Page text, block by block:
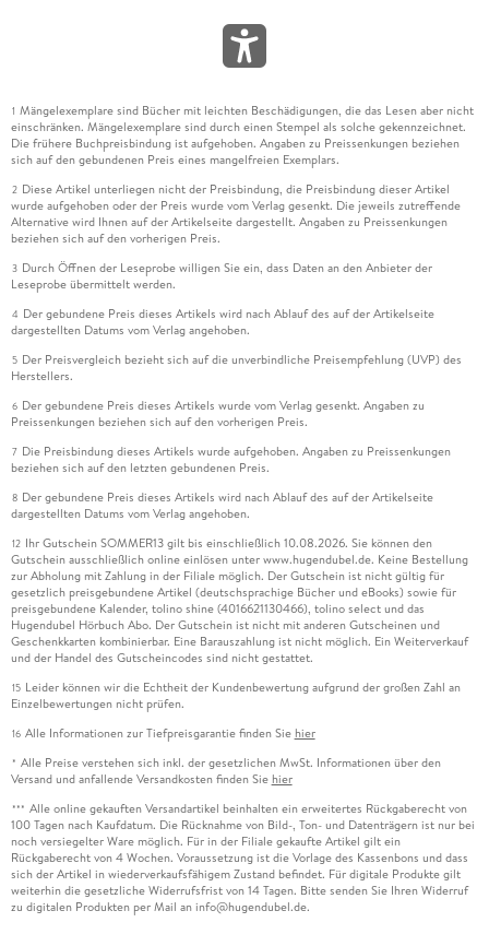
1 Mängelexemplare sind Bücher mit leichten Beschädigungen, die das Lesen aber nicht
einschränken. Mängelexemplare sind durch einen Stempel als solche gekennzeichnet.
Die frühere Buchpreisbindung ist aufgehoben. Angaben zu Preissenkungen beziehen
sich auf den gebundenen Preis eines mangelfreien Exemplars.
2 Diese Artikel unterliegen nicht der Preisbindung, die Preisbindung dieser Artikel
wurde aufgehoben oder der Preis wurde vom Verlag gesenkt. Die jeweils zutreffende
Alternative wird Ihnen auf der Artikelseite dargestellt. Angaben zu Preissenkungen
beziehen sich auf den vorherigen Preis.
3 Durch Öffnen der Leseprobe willigen Sie ein, dass Daten an den Anbieter der
Leseprobe übermittelt werden.
4 Der gebundene Preis dieses Artikels wird nach Ablauf des auf der Artikelseite
dargestellten Datums vom Verlag angehoben.
5 Der Preisvergleich bezieht sich auf die unverbindliche Preisempfehlung (UVP) des
Herstellers.
6 Der gebundene Preis dieses Artikels wurde vom Verlag gesenkt. Angaben zu
Preissenkungen beziehen sich auf den vorherigen Preis.
7 Die Preisbindung dieses Artikels wurde aufgehoben. Angaben zu Preissenkungen
beziehen sich auf den letzten gebundenen Preis.
8 Der gebundene Preis dieses Artikels wird nach Ablauf des auf der Artikelseite
dargestellten Datums vom Verlag angehoben.
12 Ihr Gutschein SOMMER13 gilt bis einschließlich 10.08.2026. Sie können den
Gutschein ausschließlich online einlösen unter www.hugendubel.de. Keine Bestellung
zur Abholung mit Zahlung in der Filiale möglich. Der Gutschein ist nicht gültig für
gesetzlich preisgebundene Artikel (deutschsprachige Bücher und eBooks) sowie für
preisgebundene Kalender, tolino shine (4016621130466), tolino select und das
Hugendubel Hörbuch Abo. Der Gutschein ist nicht mit anderen Gutscheinen und
Geschenkkarten kombinierbar. Eine Barauszahlung ist nicht möglich. Ein Weiterverkauf
und der Handel des Gutscheincodes sind nicht gestattet.
15 Leider können wir die Echtheit der Kundenbewertung aufgrund der großen Zahl an
Einzelbewertungen nicht prüfen.
16 Alle Informationen zur Tiefpreisgarantie finden Sie hier
* Alle Preise verstehen sich inkl. der gesetzlichen MwSt. Informationen über den
Versand und anfallende Versandkosten finden Sie hier
*** Alle online gekauften Versandartikel beinhalten ein erweitertes Rückgaberecht von
100 Tagen nach Kaufdatum. Die Rücknahme von Bild-, Ton- und Datenträgern ist nur bei
noch versiegelter Ware möglich. Für in der Filiale gekaufte Artikel gilt ein
Rückgaberecht von 4 Wochen. Voraussetzung ist die Vorlage des Kassenbons und dass
sich der Artikel in wiederverkaufsfähigem Zustand befindet. Für digitale Produkte gilt
weiterhin die gesetzliche Widerrufsfrist von 14 Tagen. Bitte senden Sie Ihren Widerruf
zu digitalen Produkten per Mail an info@hugendubel.de.